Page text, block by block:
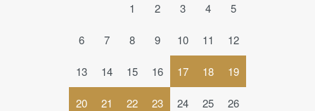
1 2 3 4 5
6 7 8 9 10 11 12
13 14 15 16 17 18 19
20 21 22 23 24 25 26